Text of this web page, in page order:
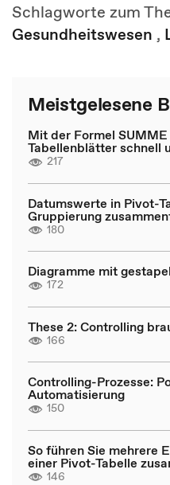
Schlagworte zum
Gesundheitswesen ,
Meistgelesene
Mit der Formel
Tabellenblätter schnell
217
Datumswerte in Pivot-
Gruppierung
180
Diagramme mit
172
These 2: Controlling
166
Controlling-Prozesse:
Automatisierung
150
So führen Sie mehrere
einer Pivot-Tabelle
146